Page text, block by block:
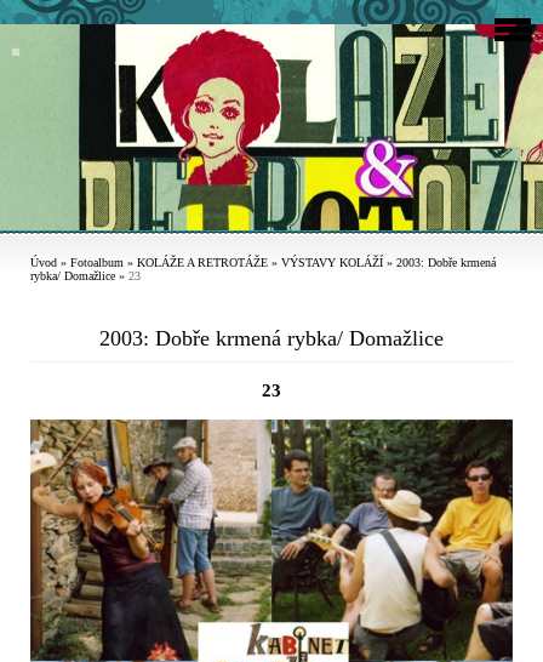
Úvod » Fotoalbum » KOLÁŽE A RETROTÁŽE » VÝSTAVY KOLÁŽÍ » 2003: Dobře krmená
rybka/ Domažlice » 23
2003: Dobře krmená rybka/ Domažlice
23